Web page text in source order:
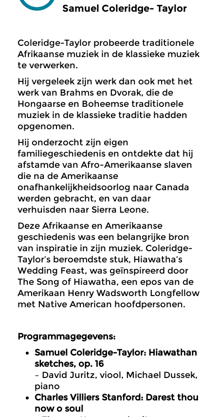
Samuel Coleridge- Taylor
Coleridge-Taylor probeerde traditionele
Afrikaanse muziek in de klassieke muziek
te verwerken.
Hij vergeleek zijn werk dan ook met het
werk van Brahms en Dvorak, die de
Hongaarse en Boheemse traditionele
muziek in de klassieke traditie hadden
opgenomen.
Hij onderzocht zijn eigen
familiegeschiedenis en ontdekte dat hij
afstamde van Afro-Amerikaanse slaven
die na de Amerikaanse
onafhankelijkheidsoorlog naar Canada
werden gebracht, en van daar
verhuisden naar Sierra Leone.
Deze Afrikaanse en Amerikaanse
geschiedenis was een belangrijke bron
van inspiratie in zijn muziek. Coleridge-
Taylor’s beroemdste stuk, Hiawatha’s
Wedding Feast, was geïnspireerd door
The Song of Hiawatha, een epos van de
Amerikaan Henry Wadsworth Longfellow
met Native American hoofdpersonen.
Programmagegevens:
Samuel Coleridge-Taylor: Hiawathan
sketches, op. 16
– David Juritz, viool, Michael Dussek,
piano
Charles Villiers Stanford: Darest thou
now o soul